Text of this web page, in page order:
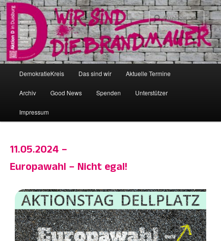
Zum
primären
Inhalt
springen
DemokratieKreis Das sind wir Aktuelle Termine
Archiv Good News Spenden Unterstützer
Impressum
11.05.2024 –
Europawahl – Nicht egal!